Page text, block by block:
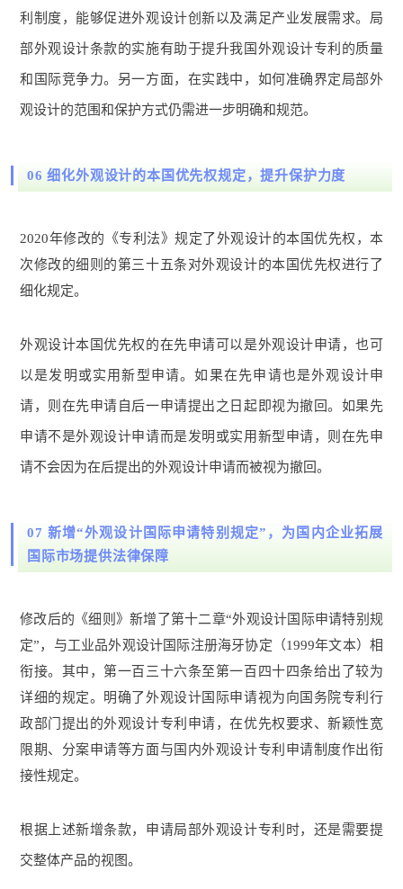
利制度，能够促进外观设计创新以及满足产业发展需求。局
部外观设计条款的实施有助于提升我国外观设计专利的质量
和国际竞争力。另一方面，在实践中，如何准确界定局部外
观设计的范围和保护方式仍需进一步明确和规范。
06 细化外观设计的本国优先权规定，提升保护力度
2020年修改的《专利法》规定了外观设计的本国优先权，本
次修改的细则的第三十五条对外观设计的本国优先权进行了
细化规定。
外观设计本国优先权的在先申请可以是外观设计申请，也可
以是发明或实用新型申请。如果在先申请也是外观设计申
请，则在先申请自后一申请提出之日起即视为撤回。如果先
申请不是外观设计申请而是发明或实用新型申请，则在先申
请不会因为在后提出的外观设计申请而被视为撤回。
07 新增“外观设计国际申请特别规定”，为国内企业拓展
国际市场提供法律保障
修改后的《细则》新增了第十二章“外观设计国际申请特别规
定”，与工业品外观设计国际注册海牙协定（1999年文本）相
衔接。其中，第一百三十六条至第一百四十四条给出了较为
详细的规定。明确了外观设计国际申请视为向国务院专利行
政部门提出的外观设计专利申请，在优先权要求、新颖性宽
限期、分案申请等方面与国内外观设计专利申请制度作出衔
接性规定。
根据上述新增条款，申请局部外观设计专利时，还是需要提
交整体产品的视图。